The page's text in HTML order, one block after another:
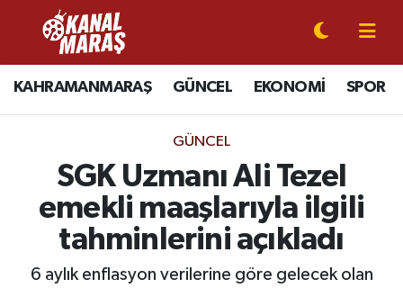
KAHRAMANMARAŞ GÜNCEL EKONOMİ SPOR
GÜNCEL
SGK Uzmanı Ali Tezel
emekli maaşlarıyla ilgili
tahminlerini açıkladı
6 aylık enflasyon verilerine göre gelecek olan
CANLI YAYIN
KAHRAMANMARAŞ
SPOR
SİYASET
Kahramanmaraş Nöbetçi Eczaneler
Kahramanmaraş Hava Durumu
Kahramanmaraş Namaz Vakitleri
Kahramanmaraş Trafik Yoğunluk Haritası
Süper Lig Puan Durumu ve Fikstür